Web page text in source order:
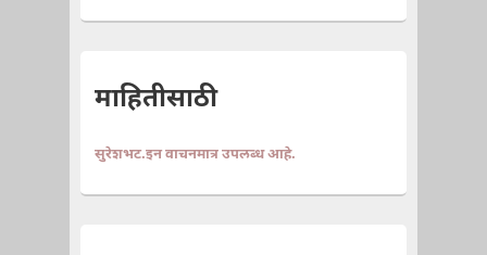
माहितीसाठी
सुरेशभट.इन वाचनमात्र उपलब्ध आहे.